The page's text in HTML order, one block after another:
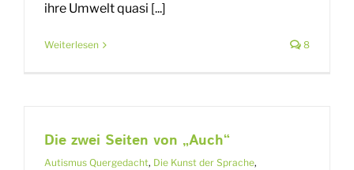
ihre Umwelt quasi [...]
Weiterlesen 8
Die zwei Seiten von „Auch“
Autismus Quergedacht, Die Kunst der Sprache,